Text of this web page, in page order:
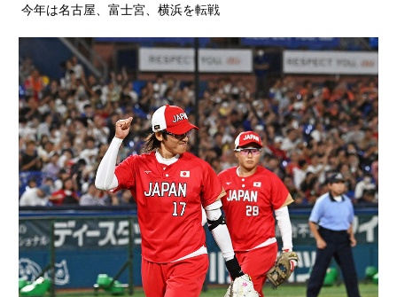
今年は名古屋、富士宮、横浜を転戦